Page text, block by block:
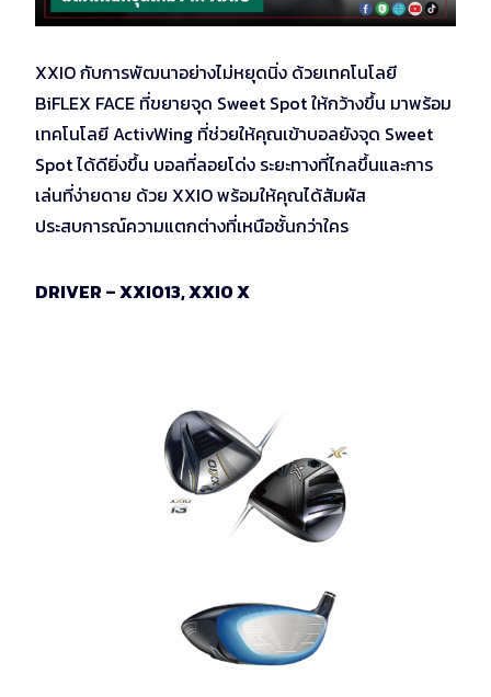
XXIO กับการพัฒนาอย่างไม่หยุดนิ่ง ด้วยเทคโนโลยี
BiFLEX FACE ที่ขยายจุด Sweet Spot ให้กว้างขึ้น มาพร้อม
เทคโนโลยี ActivWing ที่ช่วยให้คุณเข้าบอลยังจุด Sweet
Spot ได้ดียิ่งขึ้น บอลที่ลอยโด่ง ระยะทางที่ไกลขึ้นและการ
เล่นที่ง่ายดาย ด้วย XXIO พร้อมให้คุณได้สัมผัส
ประสบการณ์ความแตกต่างที่เหนือชั้นกว่าใคร
DRIVER – XXIO13, XXIO X